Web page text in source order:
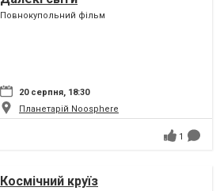
Повнокупольний фільм
20 серпня, 18:30
Планетарій Noosphere
1
Космічний круїз